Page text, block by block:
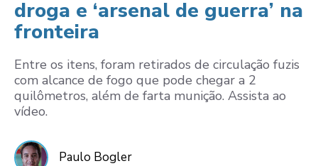
droga e ‘arsenal de guerra’ na
fronteira
Entre os itens, foram retirados de circulação fuzis
com alcance de fogo que pode chegar a 2
quilômetros, além de farta munição. Assista ao
vídeo.
Paulo Bogler